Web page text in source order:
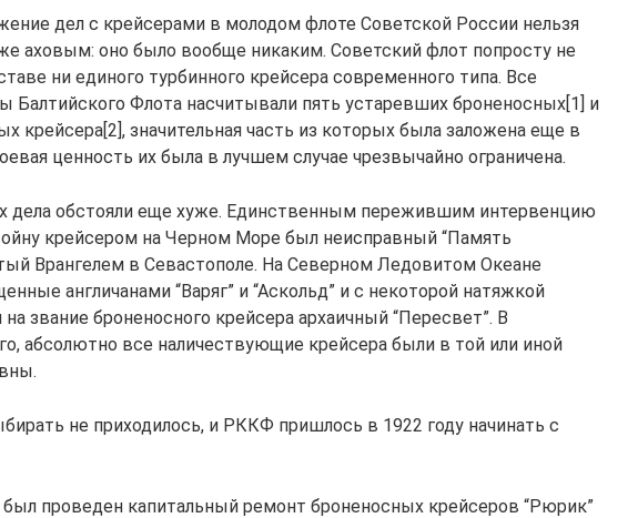
дел с крейсерами в молодом флоте Советской России нельзя
аховым: оно было вообще никаким. Советский флот попросту не
ни единого турбинного крейсера современного типа. Все
Балтийского Флота насчитывали пять устаревших броненосных[1] и
крейсера[2], значительная часть из которых была заложена еще в
ценность их была в лучшем случае чрезвычайно ограничена.
дела обстояли еще хуже. Единственным пережившим интервенцию
крейсером на Черном Море был неисправный “Память
Врангелем в Севастополе. На Северном Ледовитом Океане
англичанами “Варяг” и “Аскольд” и с некоторой натяжкой
звание броненосного крейсера архаичный “Пересвет”. В
абсолютно все наличествующие крейсера были в той или иной
не приходилось, и РККФ пришлось в 1922 году начинать с
был проведен капитальный ремонт броненосных крейсеров “Рюрик”